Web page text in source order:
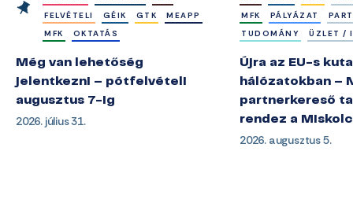
FELVÉTELI
GÉIK GTK
MEAPP
MFK
OKTATÁS
Még van lehetőség
jelentkezni – pótfelvételi
augusztus 7-ig
2026. július 31.
MFK
PÁLYÁZAT
TUDOMÁNY
ÜZLET /
Újra az EU-s
hálózatokban –
partnerkereső
rendez a
2026. augusztus 5.